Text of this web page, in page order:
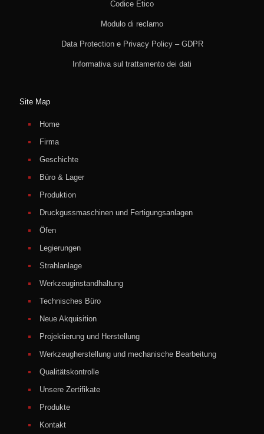
Codice Etico
Modulo di reclamo
Data Protection e Privacy Policy – GDPR
Informativa sul trattamento dei dati
Site Map
Home
Firma
Geschichte
Büro & Lager
Produktion
Druckgussmaschinen und Fertigungsanlagen
Öfen
Legierungen
Strahlanlage
Werkzeuginstandhaltung
Technisches Büro
Neue Akquisition
Projektierung und Herstellung
Werkzeugherstellung und mechanische Bearbeitung
Qualitätskontrolle
Unsere Zertifikate
Produkte
Kontakt